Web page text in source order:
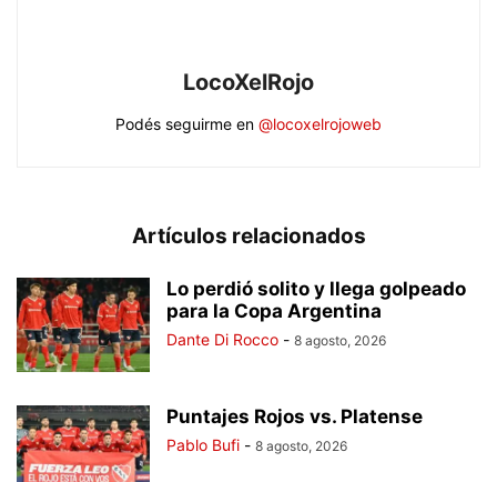
LocoXelRojo
Podés seguirme en @locoxelrojoweb
Artículos relacionados
Lo perdió solito y llega golpeado
para la Copa Argentina
Dante Di Rocco - 8 agosto, 2026
Puntajes Rojos vs. Platense
Pablo Bufi - 8 agosto, 2026